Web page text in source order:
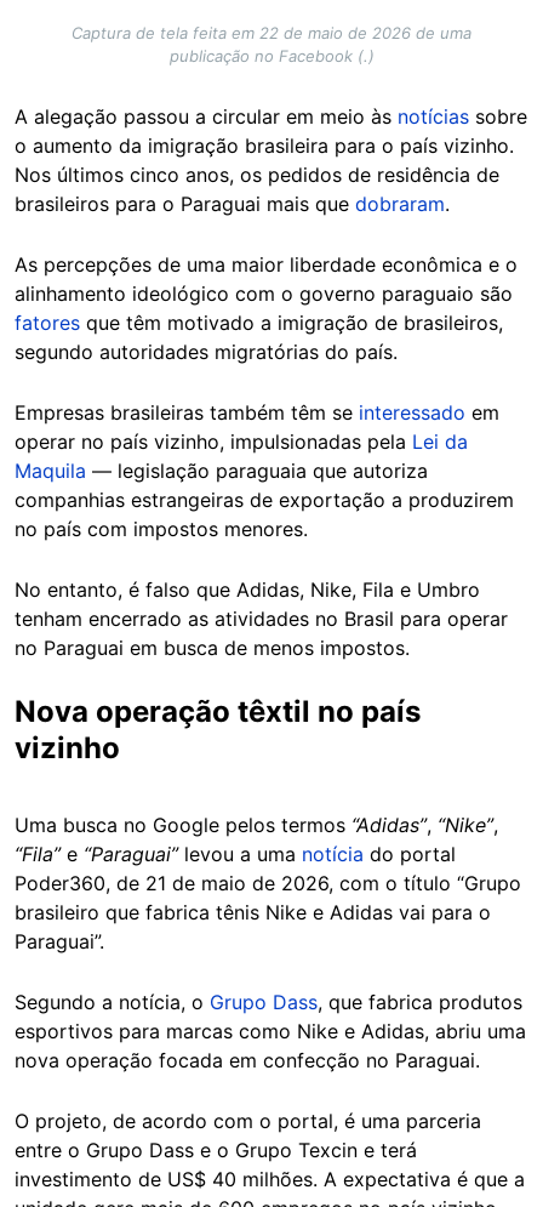
Captura de tela feita em 22 de maio de 2026 de uma
publicação no Facebook (.)
A alegação passou a circular em meio às notícias sobre
o aumento da imigração brasileira para o país vizinho.
Nos últimos cinco anos, os pedidos de residência de
brasileiros para o Paraguai mais que dobraram.
As percepções de uma maior liberdade econômica e o
alinhamento ideológico com o governo paraguaio são
fatores que têm motivado a imigração de brasileiros,
segundo autoridades migratórias do país.
Empresas brasileiras também têm se interessado em
operar no país vizinho, impulsionadas pela Lei da
Maquila — legislação paraguaia que autoriza
companhias estrangeiras de exportação a produzirem
no país com impostos menores.
No entanto, é falso que Adidas, Nike, Fila e Umbro
tenham encerrado as atividades no Brasil para operar
no Paraguai em busca de menos impostos.
Nova operação têxtil no país
vizinho
Uma busca no Google pelos termos “Adidas”, “Nike”,
“Fila”e “Paraguai” levou a uma notícia do portal
Poder360, de 21 de maio de 2026, com o título “Grupo
brasileiro que fabrica tênis Nike e Adidas vai para o
Paraguai”.
Segundo a notícia, o Grupo Dass, que fabrica produtos
esportivos para marcas como Nike e Adidas, abriu uma
nova operação focada em confecção no Paraguai.
O projeto, de acordo com o portal, é uma parceria
entre o Grupo Dass e o Grupo Texcin e terá
investimento de US$ 40 milhões. A expectativa é que a